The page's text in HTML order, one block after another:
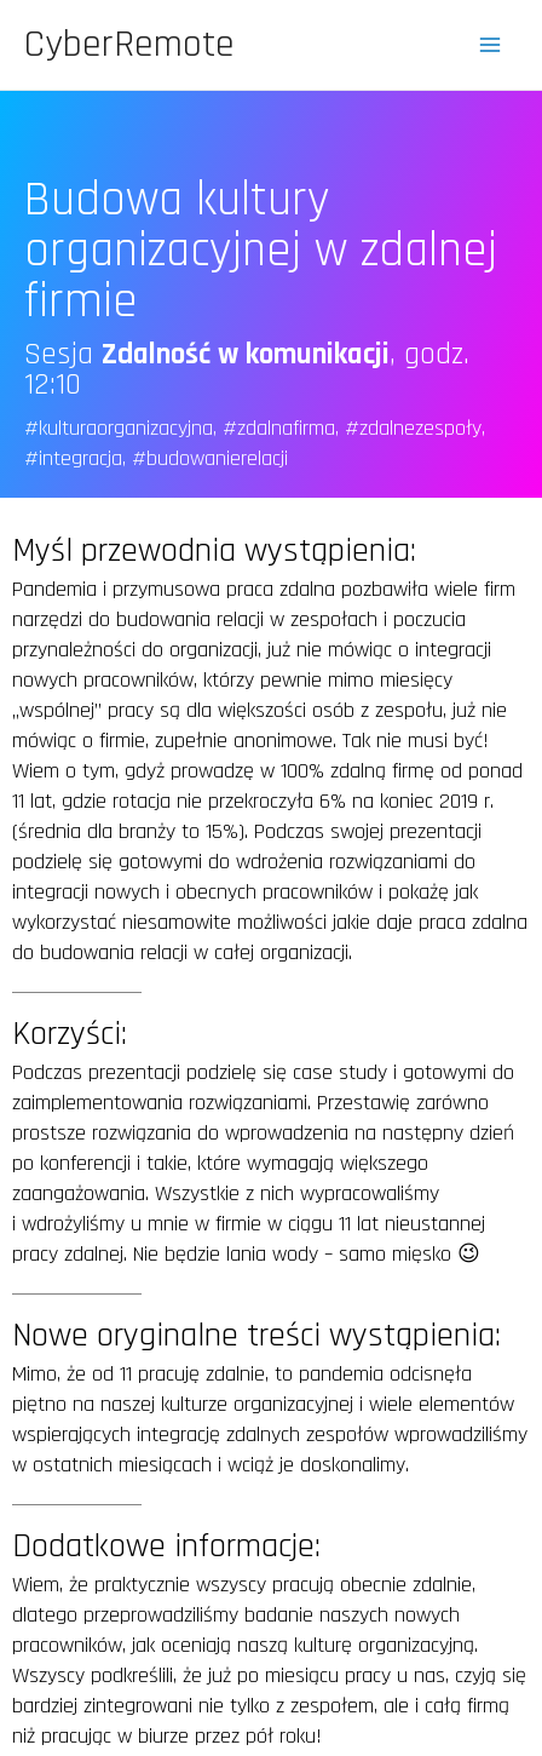
CyberRemote
Budowa kultury
organizacyjnej w zdalnej
firmie
Sesja Zdalność w komunikacji, godz.
12:10
#kulturaorganizacyjna, #zdalnafirma, #zdalnezespoły,
#integracja, #budowanierelacji
Myśl przewodnia wystąpienia:
Pandemia i przymusowa praca zdalna pozbawiła wiele firm
narzędzi do budowania relacji w zespołach i poczucia
przynależności do organizacji, już nie mówiąc o integracji
nowych pracowników, którzy pewnie mimo miesięcy
„wspólnej” pracy są dla większości osób z zespołu, już nie
mówiąc o firmie, zupełnie anonimowe. Tak nie musi być!
Wiem o tym, gdyż prowadzę w 100% zdalną firmę od ponad
11 lat, gdzie rotacja nie przekroczyła 6% na koniec 2019 r.
(średnia dla branży to 15%). Podczas swojej prezentacji
podzielę się gotowymi do wdrożenia rozwiązaniami do
integracji nowych i obecnych pracowników i pokażę jak
wykorzystać niesamowite możliwości jakie daje praca zdalna
do budowania relacji w całej organizacji.
Korzyści:
Podczas prezentacji podzielę się case study i gotowymi do
zaimplementowania rozwiązaniami. Przestawię zarówno
prostsze rozwiązania do wprowadzenia na następny dzień
po konferencji i takie, które wymagają większego
zaangażowania. Wszystkie z nich wypracowaliśmy
i wdrożyliśmy u mnie w firmie w ciągu 11 lat nieustannej
pracy zdalnej. Nie będzie lania wody – samo mięsko 😉
Nowe oryginalne treści wystąpienia:
Mimo, że od 11 pracuję zdalnie, to pandemia odcisnęła
piętno na naszej kulturze organizacyjnej i wiele elementów
wspierających integrację zdalnych zespołów wprowadziliśmy
w ostatnich miesiącach i wciąż je doskonalimy.
Dodatkowe informacje:
Wiem, że praktycznie wszyscy pracują obecnie zdalnie,
dlatego przeprowadziliśmy badanie naszych nowych
pracowników, jak oceniają naszą kulturę organizacyjną.
Wszyscy podkreślili, że już po miesiącu pracy u nas, czyją się
bardziej zintegrowani nie tylko z zespołem, ale i całą firmą
niż pracując w biurze przez pół roku!